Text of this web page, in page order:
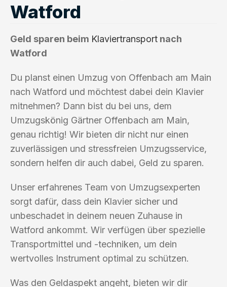
Watford
Geld sparen beim Klaviertransport nach
Watford
Du planst einen Umzug von Offenbach am Main
nach Watford und möchtest dabei dein Klavier
mitnehmen? Dann bist du bei uns, dem
Umzugskönig Gärtner Offenbach am Main,
genau richtig! Wir bieten dir nicht nur einen
zuverlässigen und stressfreien Umzugsservice,
sondern helfen dir auch dabei, Geld zu sparen.
Unser erfahrenes Team von Umzugsexperten
sorgt dafür, dass dein Klavier sicher und
unbeschadet in deinem neuen Zuhause in
Watford ankommt. Wir verfügen über spezielle
Transportmittel und -techniken, um dein
wertvolles Instrument optimal zu schützen.
Was den Geldaspekt angeht, bieten wir dir